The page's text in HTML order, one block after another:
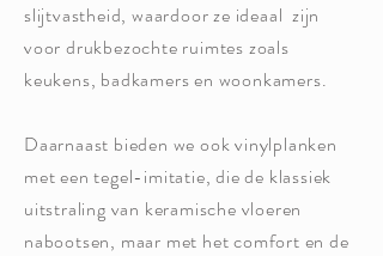
slijtvastheid, waardoor ze ideaal zijn
voor drukbezochte ruimtes zoals
keukens, badkamers en woonkamers.
Daarnaast bieden we ook vinylplanken
met een tegel-imitatie, die de klassiek
uitstraling van keramische vloeren
nabootsen, maar met het comfort en de